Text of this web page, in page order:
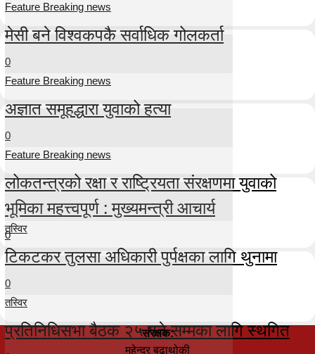
Feature Breaking news
मेसी बने विश्वकपकै सर्वाधिक गोलकर्ता
0
Feature Breaking news
अज्ञात समूहद्धारा युवाको हत्या
0
Feature Breaking news
लोकतन्त्रको रक्षा र राष्ट्रियता संरक्षणमा युवाको
भूमिका महत्त्वपूर्ण : मुख्यमन्त्री आचार्य
0
तस्विर
टिकटकर तुलसा अधिकारी पुर्पक्षका लागि थुनामा
0
तस्विर
प्रतिनिधिसभा बैठक २५ गते सम्मका लागि स्थगित
संरक्षक:
महेन्द्र बुढाथोकी